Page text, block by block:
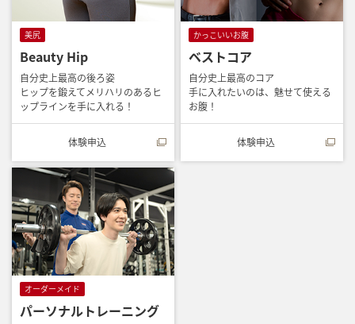
美尻
Beauty Hip
自分史上最高の後ろ姿
ヒップを鍛えてメリハリのあるヒ
ップラインを手に入れる！
体験申込
かっこいいお腹
ベストコア
自分史上最高のコア
手に入れたいのは、魅せて使える
お腹！
体験申込
オーダーメイド
パーソナルトレーニング